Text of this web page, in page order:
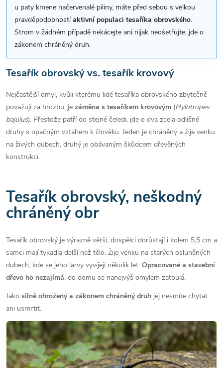
u paty kmene načervenalé piliny, máte před sebou s velkou
pravděpodobnostíaktivní populaci tesaříka obrovského.
Strom v žádném případě nekácejte ani nijak neošetřujte, jde o
zákonem chráněný druh.
Tesařík obrovský vs. tesařík krovový
Nejčastější omyl, kvůli kterému lidé tesaříka obrovského zbytečně
považují za hrozbu, je záměna s tesaříkem krovovým (Hylotrupes
bajulus). Přestože patří do stejné čeledi, jde o dva zcela odlišné
druhy s opačným vztahem k člověku. Jeden je chráněný a žije venku
na živých dubech, druhý je obávaným škůdcem dřevěných
konstrukcí.
Tesařík obrovský, neškodný
chráněný obr
Tesařík obrovský je výrazně větší, dospělci dorůstají i kolem 5,5 cm a
samci mají tykadla delší než tělo. Žije venku na starých osluněných
dubech, kde se jeho larvy vyvíjejí několik let. Opracované a stavební
dřevo ho nezajímá, do domu se nanejvýš omylem zatoulá.
Jako silně ohrožený a zákonem chráněný druh jej nesmíte chytat
ani usmrtit.